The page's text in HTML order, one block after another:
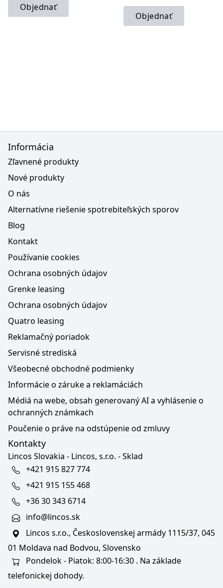
Objednať
Objednať
Informácia
Zľavnené produkty
Nové produkty
O nás
Alternatívne riešenie spotrebiteľských sporov
Blog
Kontakt
Používanie cookies
Ochrana osobných údajov
Grenke leasing
Ochrana osobných údajov
Quatro leasing
Reklamačný poriadok
Servisné strediská
Všeobecné obchodné podmienky
Informácie o záruke a reklamáciách
Médiá na webe, obsah generovaný AI a vyhlásenie o
ochranných známkach
Poučenie o práve na odstúpenie od zmluvy
Kontakty
Lincos Slovakia - Lincos, s.r.o. - Sklad
+421 915 827 774
+421 915 155 468
+36 30 343 6714
info@lincos.sk
Lincos s.r.o., Československej armády 1115/37, 045
01 Moldava nad Bodvou, Slovensko
Pondelok - Piatok: 8:00-16:30 . Na základe
telefonickej dohody.